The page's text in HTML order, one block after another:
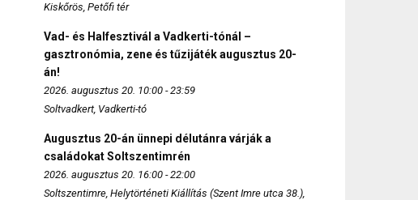
Kiskőrös, Petőfi tér
Vad- és Halfesztivál a Vadkerti-tónál –
gasztronómia, zene és tűzijáték augusztus 20-
án!
2026. augusztus 20. 10:00 - 23:59
Soltvadkert, Vadkerti-tó
Augusztus 20-án ünnepi délutánra várják a
családokat Soltszentimrén
2026. augusztus 20. 16:00 - 22:00
Soltszentimre, Helytörténeti Kiállítás (Szent Imre utca 38.),